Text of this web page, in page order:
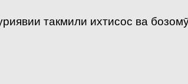
такмили ихтисос ва